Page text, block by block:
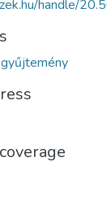
handle/